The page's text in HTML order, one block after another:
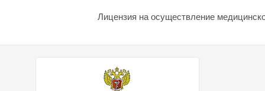
Лицензия на осуществление